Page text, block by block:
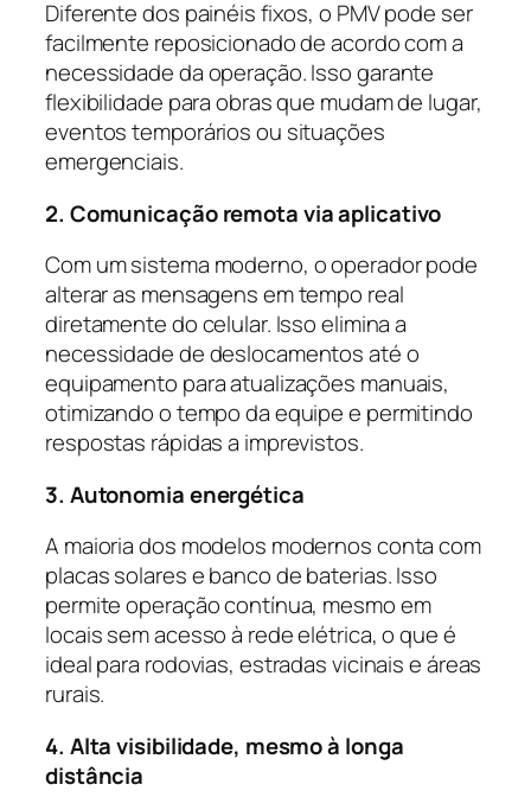
Diferente dos painéis fixos, o PMV pode ser
facilmente reposicionado de acordo com a
necessidade da operação. Isso garante
flexibilidade para obras que mudam de lugar,
eventos temporários ou situações
emergenciais.
2. Comunicação remota via aplicativo
Com um sistema moderno, o operador pode
alterar as mensagens em tempo real
diretamente do celular. Isso elimina a
necessidade de deslocamentos até o
equipamento para atualizações manuais,
otimizando o tempo da equipe e permitindo
respostas rápidas a imprevistos.
3. Autonomia energética
A maioria dos modelos modernos conta com
placas solares e banco de baterias. Isso
permite operação contínua, mesmo em
locais sem acesso à rede elétrica, o que é
ideal para rodovias, estradas vicinais e áreas
rurais.
4. Alta visibilidade, mesmo à longa
distância